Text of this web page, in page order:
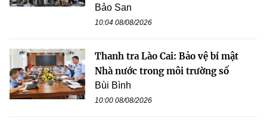
Bảo San
10:04 08/08/2026
Thanh tra Lào Cai: Bảo vệ bí mật
Nhà nước trong môi trường số
Bùi Bình
10:00 08/08/2026